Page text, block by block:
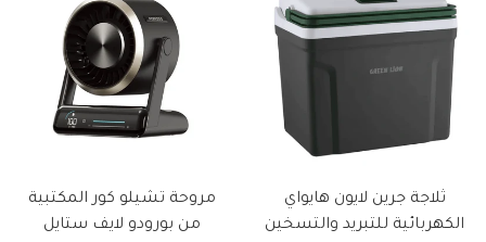
ثلاجة جرين لايون هايواي
الكهربائية للتبريد والتسخين
مروحة تشيلو كور المكتبية
من بورودو لايف ستايل